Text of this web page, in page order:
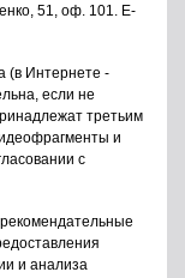
51, оф. 101
. E-
(в Интернете -
если не
третьим
и
с
и анализа